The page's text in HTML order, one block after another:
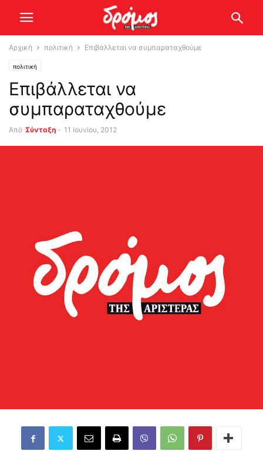
Αρχική πολιτική Επιβάλλεται να συμπαραταχθούμε
πολιτική
Επιβάλλεται να
συμπαραταχθούμε
Από Σύνταξη - 11 Ιουνίου, 2012